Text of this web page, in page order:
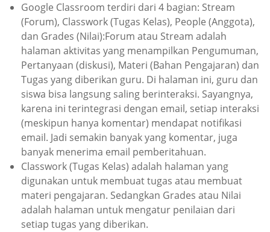
Google Classroom terdiri dari 4 bagian: Stream
(Forum), Classwork (Tugas Kelas), People (Anggota),
dan Grades (Nilai):Forum atau Stream adalah
halaman aktivitas yang menampilkan Pengumuman,
Pertanyaan (diskusi), Materi (Bahan Pengajaran) dan
Tugas yang diberikan guru. Di halaman ini, guru dan
siswa bisa langsung saling berinteraksi. Sayangnya,
karena ini terintegrasi dengan email, setiap interaksi
(meskipun hanya komentar) mendapat notifikasi
email. Jadi semakin banyak yang komentar, juga
banyak menerima email pemberitahuan.
Classwork (Tugas Kelas) adalah halaman yang
digunakan untuk membuat tugas atau membuat
materi pengajaran. Sedangkan Grades atau Nilai
adalah halaman untuk mengatur penilaian dari
setiap tugas yang diberikan.